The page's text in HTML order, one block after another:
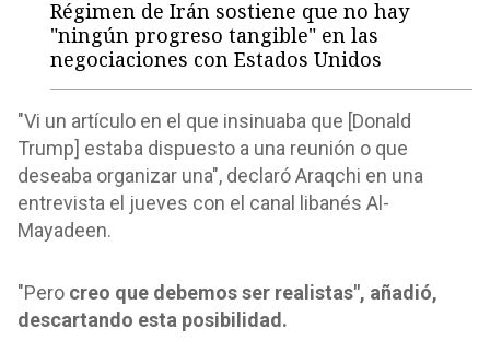
Régimen de Irán sostiene que no hay
"ningún progreso tangible" en las
negociaciones con Estados Unidos
"Vi un artículo en el que insinuaba que [Donald
Trump] estaba dispuesto a una reunión o que
deseaba organizar una", declaró Araqchi en una
entrevista el jueves con el canal libanés Al-
Mayadeen.
"Pero creo que debemos ser realistas", añadió,
descartando esta posibilidad.